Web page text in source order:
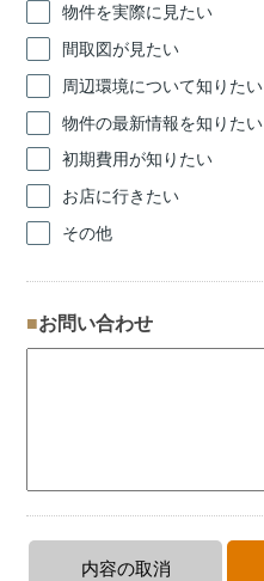
物件を実際に見たい
間取図が見たい
周辺環境について知りたい
物件の最新情報を知りたい
初期費用が知りたい
お店に行きたい
その他
お問い合わせ